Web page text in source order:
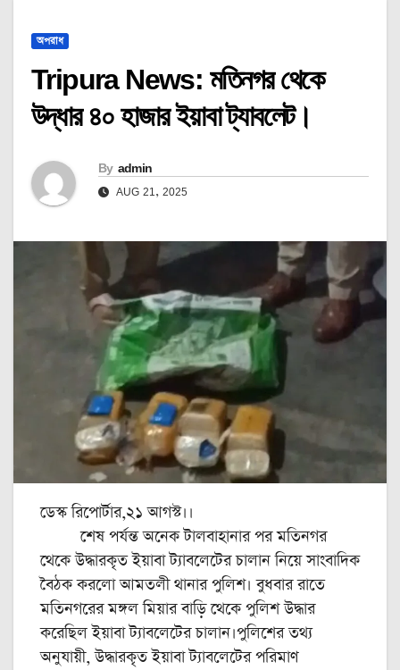
অপরাধ
Tripura News: মতিনগর থেকে
উদ্ধার ৪০ হাজার ইয়াবা ট্যাবলেট।
By admin
AUG 21, 2025
ডেস্ক রিপোর্টার,২১ আগস্ট।।
শেষ পর্যন্ত অনেক টালবাহানার পর মতিনগর
থেকে উদ্ধারকৃত ইয়াবা ট্যাবলেটের চালান নিয়ে সাংবাদিক
বৈঠক করলো আমতলী থানার পুলিশ। বুধবার রাতে
মতিনগরের মঙ্গল মিয়ার বাড়ি থেকে পুলিশ উদ্ধার
করেছিল ইয়াবা ট্যাবলেটের চালান।পুলিশের তথ্য
অনুযায়ী, উদ্ধারকৃত ইয়াবা ট্যাবলেটের পরিমাণ